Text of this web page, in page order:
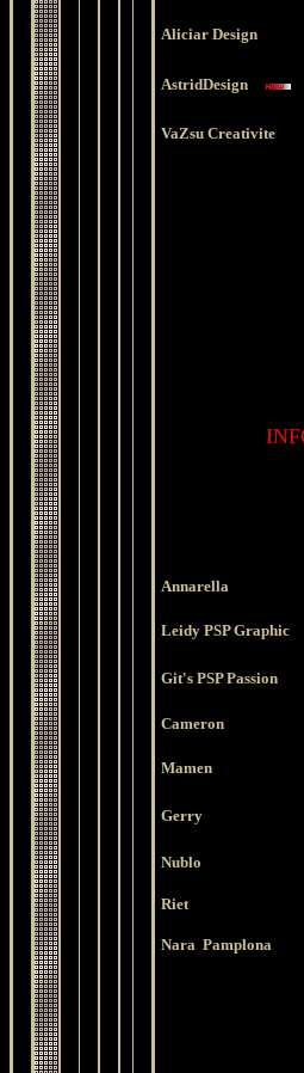
Aliciar Design
AstridDesign
VaZsu Creativite
Annarella
Leidy PSP Graphic
Git's PSP Passion
Cameron
Mamen
Gerry
Nublo
Riet
Nara Pamplona